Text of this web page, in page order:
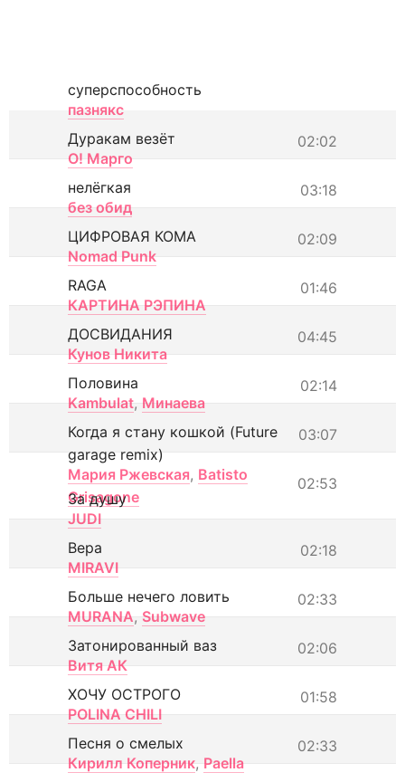
суперспособность
пазнякс
02:02
Дуракам везёт
О! Марго
03:18
нелёгкая
без обид
02:09
ЦИФРОВАЯ КОМА
Nomad Punk
01:46
RAGA
КАРТИНА РЭПИНА
04:45
ДОСВИДАНИЯ
Кунов Никита
02:14
Половина
Kambulat, Минаева
03:07
Когда я стану кошкой (Future
garage remix)
Мария Ржевская, Batisto
Grisagone
02:53
За душу
JUDI
02:18
Вера
MIRAVI
02:33
Больше нечего ловить
MURANA, Subwave
02:06
Затонированный ваз
Витя АК
01:58
ХОЧУ ОСТРОГО
POLINA CHILI
02:33
Песня о смелых
Кирилл Коперник, Paella